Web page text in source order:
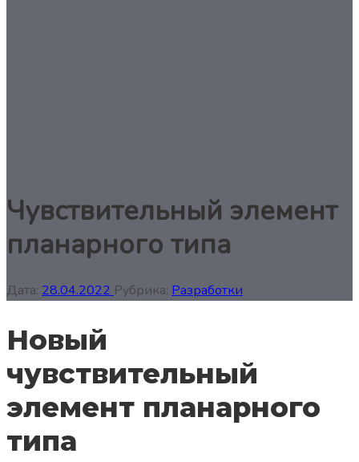
Чувствительный элемент
планарного типа
Дата: 28.04.2022 Рубрика: Разработки
Новый
чувствительный
элемент планарного
типа